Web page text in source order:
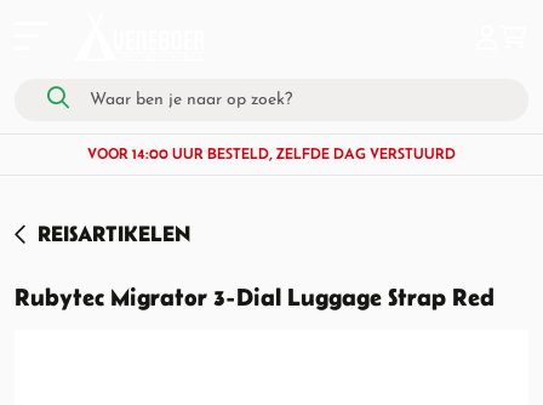
VOOR 14:00 UUR BESTELD, ZELFDE DAG VERSTUURD
REISARTIKELEN
Rubytec Migrator 3-Dial Luggage Strap Red